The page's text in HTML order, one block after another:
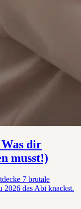
dir
musst!)
7 brutale
2026 das Abi knackst.